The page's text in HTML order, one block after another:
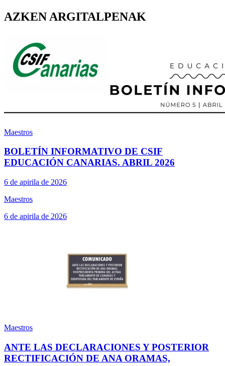
AZKEN ARGITALPENAK
Maestros
BOLETÍN INFORMATIVO DE CSIF
EDUCACIÓN CANARIAS. ABRIL 2026
6 de apirila de 2026
Maestros
6 de apirila de 2026
Maestros
ANTE LAS DECLARACIONES Y POSTERIOR
RECTIFICACIÓN DE ANA ORAMAS,